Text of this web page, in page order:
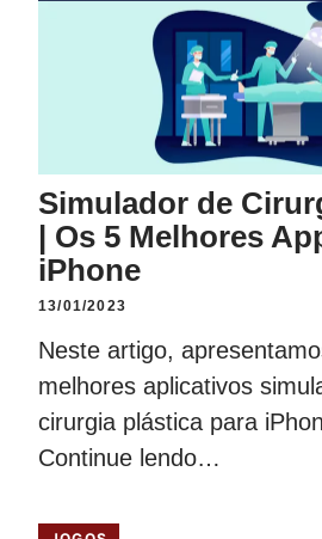
Simulador de
| Os 5 Melhores
iPhone
13/01/2023
Neste artigo,
melhores aplicativos
cirurgia plástica para
Continue lendo…